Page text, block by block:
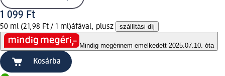
1 099 Ft
50 ml (21,98 Ft / 1 ml)áfával, plusz szállítási díj
Mindig megérinem emelkedett 2025.07.10. óta
Kosárba